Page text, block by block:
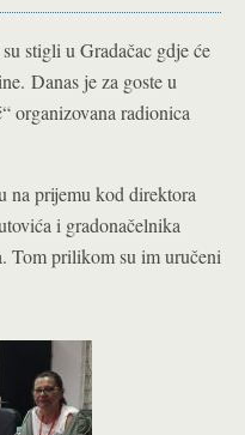
stigli u Gradačac gdje će
Danas je za goste u
organizovana radionica
na prijemu kod direktora
i gradonačelnika
Tom prilikom su im uručeni